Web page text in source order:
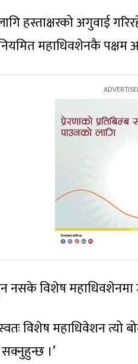
हस्ताक्षरको अगुवाई
नियमित महाधिवशेनकै
नसके विशेष महाधिवशेनमा
विशेष महाधिवेशन त्यो
।’